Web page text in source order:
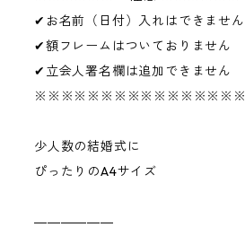
✔お名前（日付）入れはできません
✔額フレームはついておりません
✔立会人署名欄は追加できません
※※※※※※※※※※※※※※※※
少人数の結婚式に
ぴったりのA4サイズ
――――――